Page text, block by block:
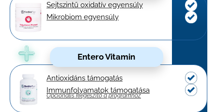
Sejtszintű oxidatív egyensúly
Mikrobiom egyensúly
Entero Vitamin
Antioxidáns támogatás
Immunfolyamatok támogatása
Opcionális kiegészítő a programhoz